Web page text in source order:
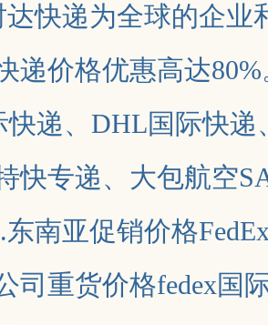
达快递为全球的企业
递价格优惠高达
快递、DHL国际快
快专递、大包航空
南亚促销价格
司重货价格fedex国
新时代